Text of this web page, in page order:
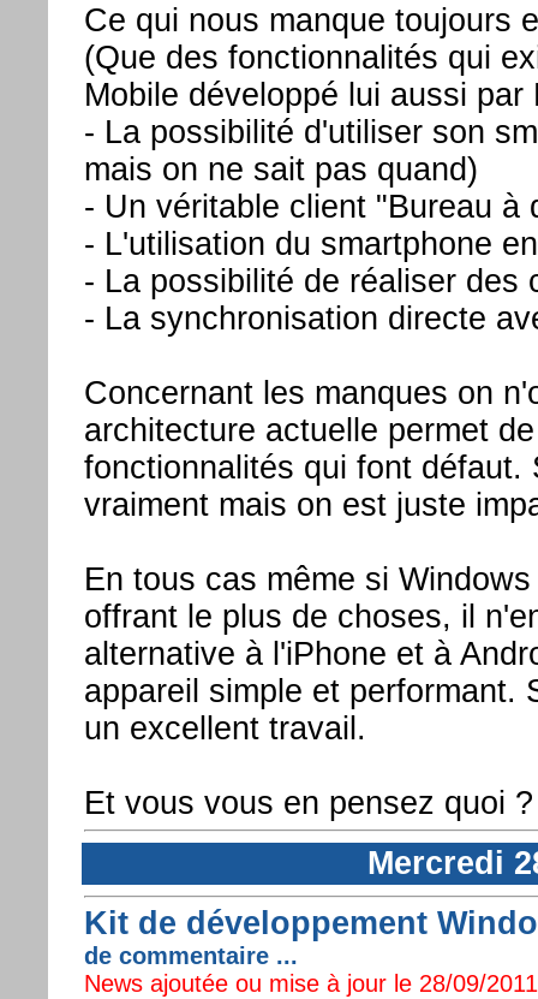
Ce qui nous manque toujours
(Que des fonctionnalités qui
Mobile développé lui aussi par
- La possibilité d'utiliser son
mais on ne sait pas quand)
- Un véritable client "Bureau à
- L'utilisation du smartphone
- La possibilité de réaliser des
- La synchronisation directe
Concernant les manques on
architecture actuelle permet
fonctionnalités qui font
vraiment mais on est juste
En tous cas même si
offrant le plus de choses, il
alternative à l'iPhone et à
appareil simple et performant.
un excellent travail.
Et vous vous en pensez quoi ?
Mercredi
Kit de développement
de commentaire ...
News ajoutée ou mise à jour le 28/09/